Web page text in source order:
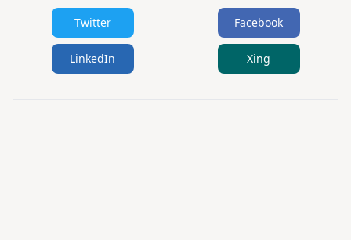
Twitter Facebook
LinkedIn Xing